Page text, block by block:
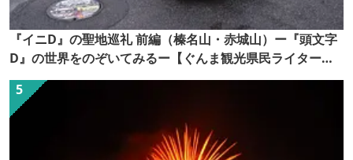
『イニD』の聖地巡礼 前編（榛名山・赤城山）ー『頭文字
D』の世界をのぞいてみるー【ぐんま観光県民ライター
（ぐん記者）】